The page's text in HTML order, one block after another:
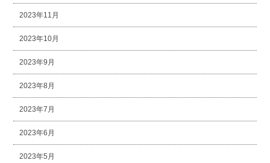
2023年11月
2023年10月
2023年9月
2023年8月
2023年7月
2023年6月
2023年5月